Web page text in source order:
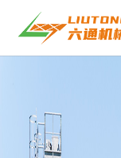
关于我们
产品展示